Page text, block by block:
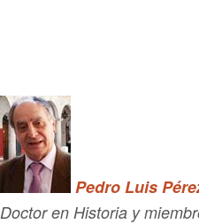
Pedro Luis
Doctor en Historia y